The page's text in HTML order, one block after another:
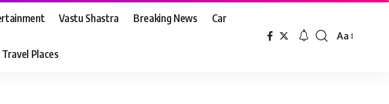
Vastu Shastra Breaking News Car
Travel Places
Font
Aa